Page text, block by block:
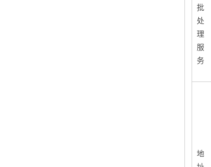
批
处
理
服
务
地